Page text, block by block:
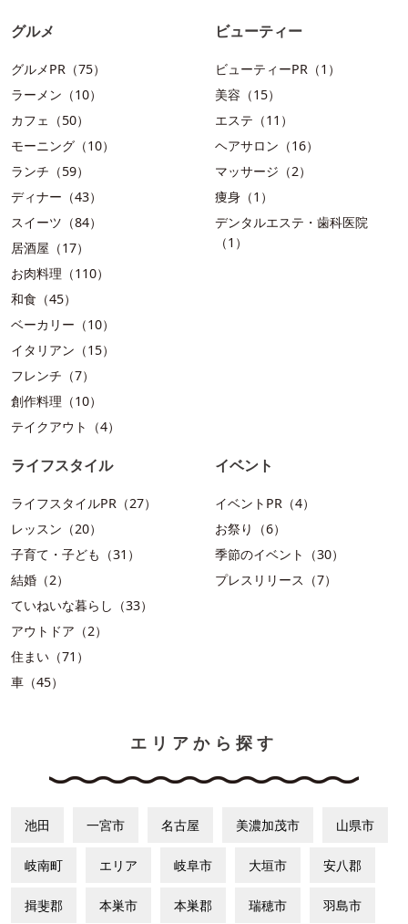
グルメ
グルメPR（75）
ラーメン（10）
カフェ（50）
モーニング（10）
ランチ（59）
ディナー（43）
スイーツ（84）
居酒屋（17）
お肉料理（110）
和食（45）
ベーカリー（10）
イタリアン（15）
フレンチ（7）
創作料理（10）
テイクアウト（4）
ビューティー
ビューティーPR（1）
美容（15）
エステ（11）
ヘアサロン（16）
マッサージ（2）
痩身（1）
デンタルエステ・歯科医院
（1）
ライフスタイル
ライフスタイルPR（27）
レッスン（20）
子育て・子ども（31）
結婚（2）
ていねいな暮らし（33）
アウトドア（2）
住まい（71）
車（45）
イベント
イベントPR（4）
お祭り（6）
季節のイベント（30）
プレスリリース（7）
エリアから探す
池田 一宮市 名古屋 美濃加茂市 山県市
岐南町 エリア 岐阜市 大垣市 安八郡
揖斐郡 本巣市 本巣郡 瑞穂市 羽島市